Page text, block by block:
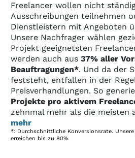
Freelancer wollen nicht
Ausschreibungen teilnehmen
Dienstleistern mit Angeboten
Unsere Nachfrager wählen
Projekt geeignetsten
werden auch aus 37% aller
Beauftragungen*. Und da der
feststeht, entfallen in der
Preisverhandlungen. So
Projekte pro aktivem
zehnmal mehr als die meisten
mehr
*: Durchschnittliche Konversionsrate.
erreichen bis zu 80%.